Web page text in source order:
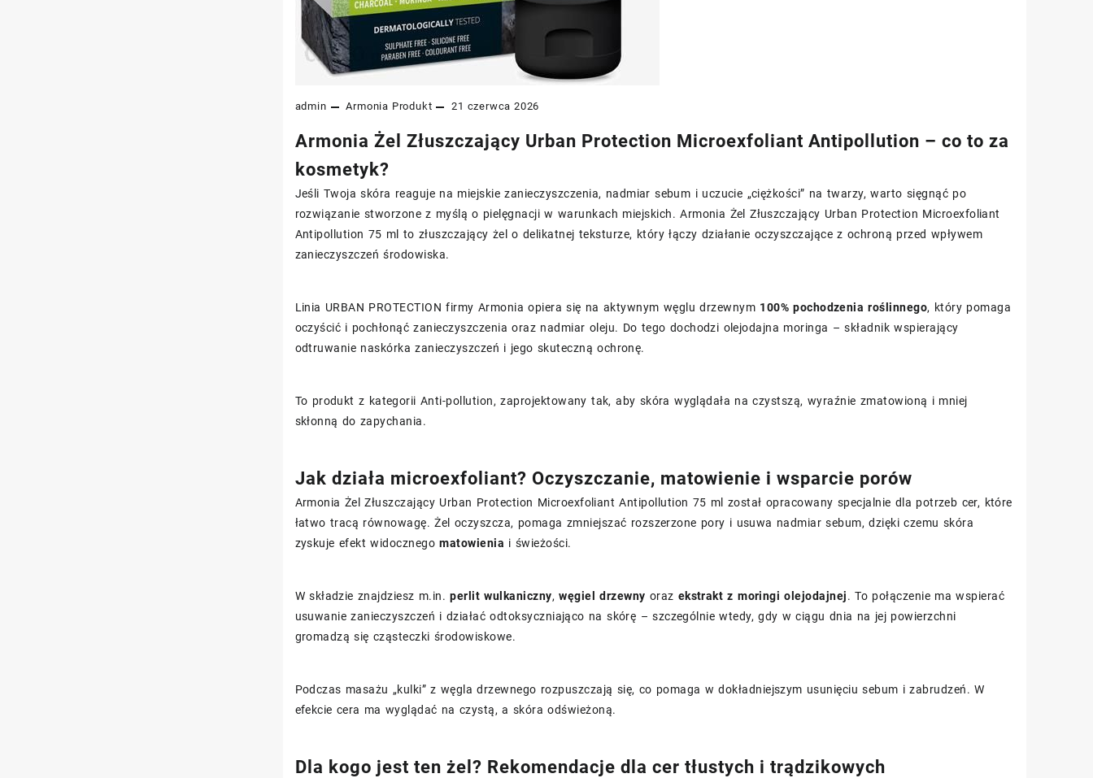
admin Armonia Produkt 21 czerwca 2026
Armonia Żel Złuszczający Urban Protection Microexfoliant Antipollution – co to za
kosmetyk?
Jeśli Twoja skóra reaguje na miejskie zanieczyszczenia, nadmiar sebum i uczucie „ciężkości” na twarzy, warto sięgnąć po
rozwiązanie stworzone z myślą o pielęgnacji w warunkach miejskich. Armonia Żel Złuszczający Urban Protection Microexfoliant
Antipollution 75 ml to złuszczający żel o delikatnej teksturze, który łączy działanie oczyszczające z ochroną przed wpływem
zanieczyszczeń środowiska.
Linia URBAN PROTECTION firmy Armonia opiera się na aktywnym węglu drzewnym 100% pochodzenia roślinnego, który pomaga
oczyścić i pochłonąć zanieczyszczenia oraz nadmiar oleju. Do tego dochodzi olejodajna moringa – składnik wspierający
odtruwanie naskórka zanieczyszczeń i jego skuteczną ochronę.
To produkt z kategorii Anti-pollution, zaprojektowany tak, aby skóra wyglądała na czystszą, wyraźnie zmatowioną i mniej
skłonną do zapychania.
Jak działa microexfoliant? Oczyszczanie, matowienie i wsparcie porów
Armonia Żel Złuszczający Urban Protection Microexfoliant Antipollution 75 ml został opracowany specjalnie dla potrzeb cer, które
łatwo tracą równowagę. Żel oczyszcza, pomaga zmniejszać rozszerzone pory i usuwa nadmiar sebum, dzięki czemu skóra
zyskuje efekt widocznegomatowienia i świeżości.
W składzie znajdziesz m.in.perlit wulkaniczny,węgiel drzewny oraz ekstrakt z moringi olejodajnej. To połączenie ma wspierać
usuwanie zanieczyszczeń i działać odtoksyczniająco na skórę – szczególnie wtedy, gdy w ciągu dnia na jej powierzchni
gromadzą się cząsteczki środowiskowe.
Podczas masażu „kulki” z węgla drzewnego rozpuszczają się, co pomaga w dokładniejszym usunięciu sebum i zabrudzeń. W
efekcie cera ma wyglądać na czystą, a skóra odświeżoną.
Dla kogo jest ten żel? Rekomendacje dla cer tłustych i trądzikowych